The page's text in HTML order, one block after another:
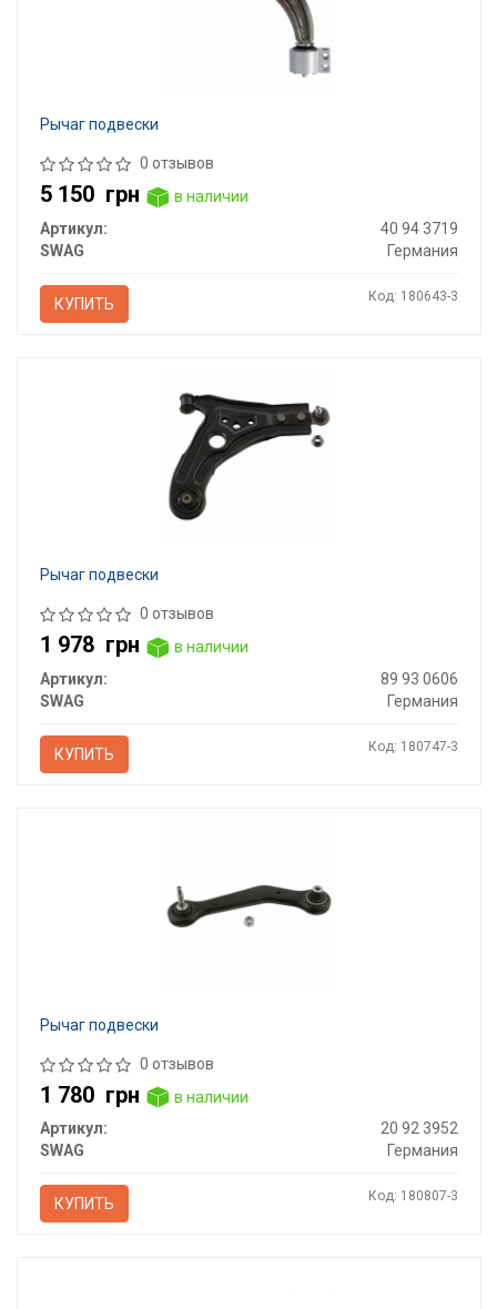
Рычаг подвески
0 отзывов
5 150 грн
в наличии
Артикул:
40 94 3719
SWAG
Германия
КУПИТЬ Код: 180643-3
Рычаг подвески
0 отзывов
1 978 грн
в наличии
Артикул:
89 93 0606
SWAG
Германия
КУПИТЬ Код: 180747-3
Рычаг подвески
0 отзывов
1 780 грн
в наличии
Артикул:
20 92 3952
SWAG
Германия
КУПИТЬ Код: 180807-3